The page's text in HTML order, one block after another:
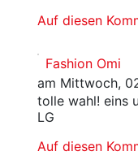
Auf diesen
Fashion Omi
am Mittwoch,
tolle wahl! eins
LG
Auf diesen